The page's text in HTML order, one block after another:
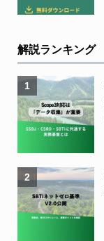
解説ランキング
1
2